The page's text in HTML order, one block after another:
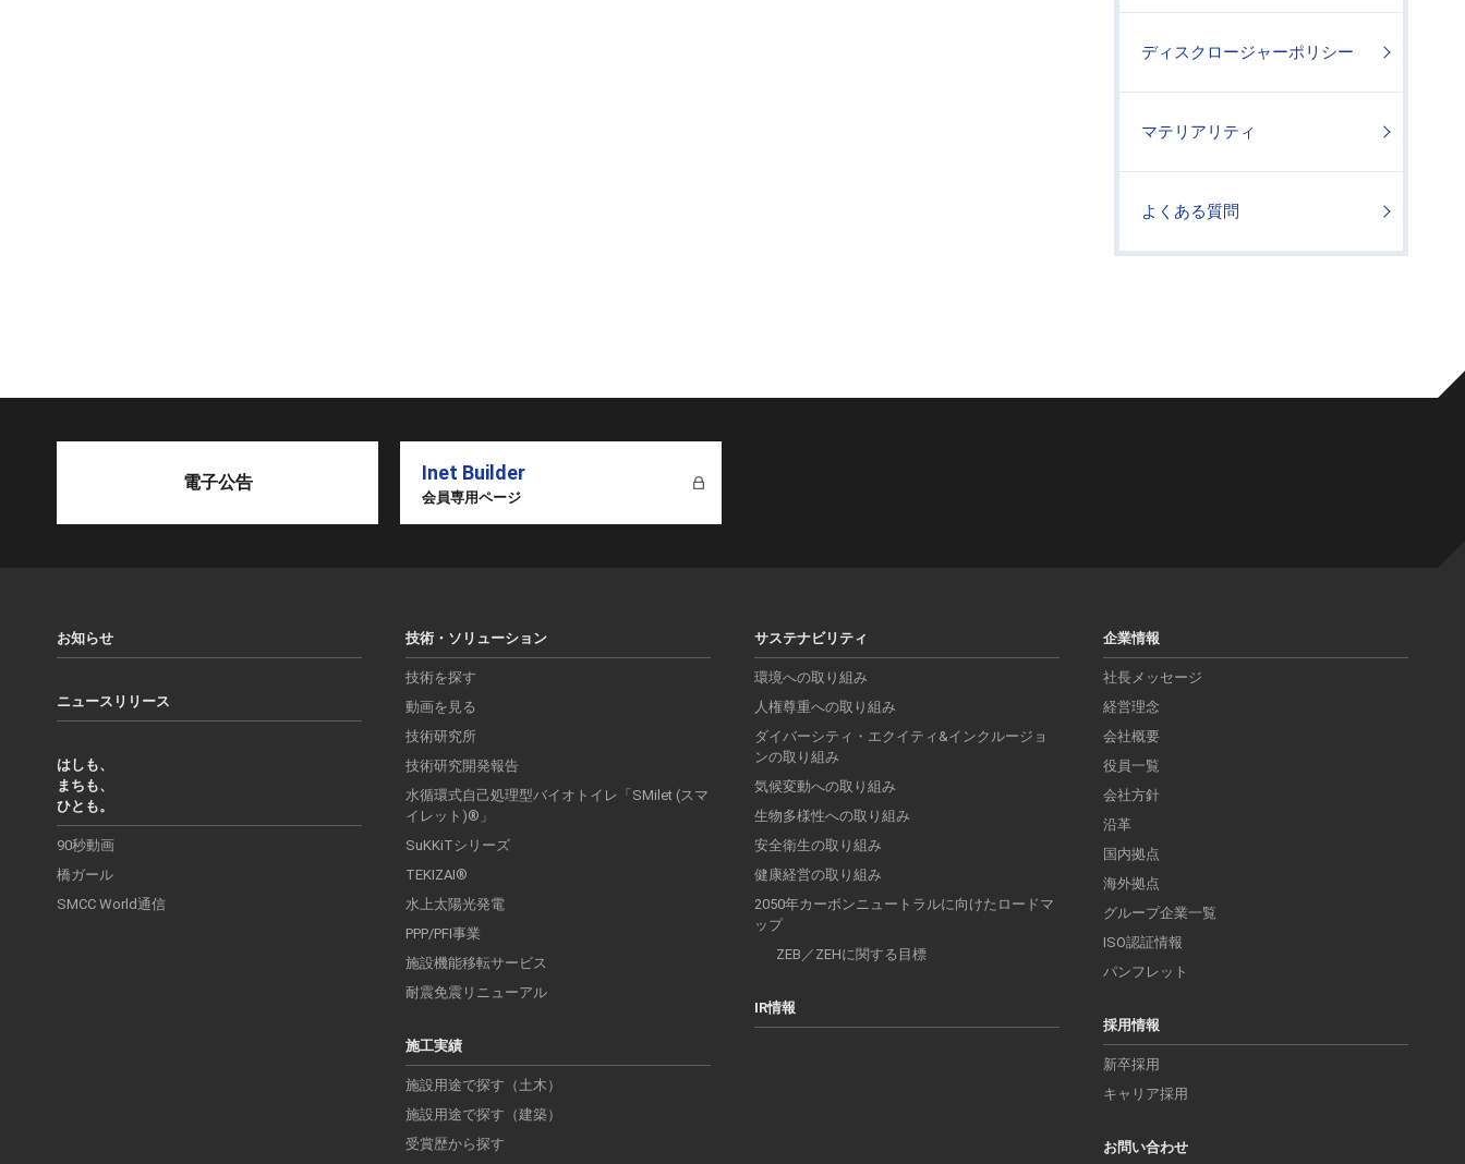
ディスクロージャーポリシー
マテリアリティ
よくある質問
電子公告 Inet Builder
会員専用ページ
お知らせ
ニュースリリース
はしも、
まちも、
ひとも。
90秒動画
橋ガール
SMCC World通信
技術・ソリューション
技術を探す
動画を見る
技術研究所
技術研究開発報告
水循環式自己処理型バイオトイレ「SMilet (スマ
イレット)®」
SuKKiTシリーズ
TEKIZAI®
水上太陽光発電
PPP/PFI事業
施設機能移転サービス
耐震免震リニューアル
施工実績
施設用途で探す（土木）
施設用途で探す（建築）
受賞歴から探す
サステナビリティ
環境への取り組み
人権尊重への取り組み
ダイバーシティ・エクイティ&インクルージョ
ンの取り組み
気候変動への取り組み
生物多様性への取り組み
安全衛生の取り組み
健康経営の取り組み
2050年カーボンニュートラルに向けたロードマ
ップ
ZEB／ZEHに関する目標
IR情報
企業情報
社長メッセージ
経営理念
会社概要
役員一覧
会社方針
沿革
国内拠点
海外拠点
グループ企業一覧
ISO認証情報
パンフレット
採用情報
新卒採用
キャリア採用
お問い合わせ